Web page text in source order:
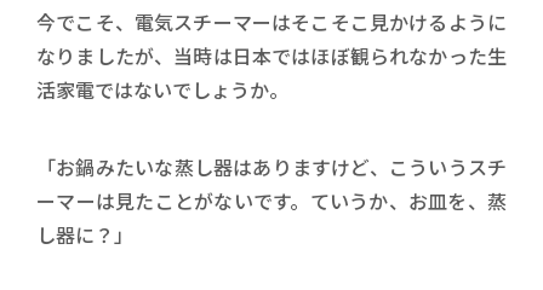
今でこそ、電気スチーマーはそこそこ見かけるように
なりましたが、当時は日本ではほぼ観られなかった生
活家電ではないでしょうか。
「お鍋みたいな蒸し器はありますけど、こういうスチ
ーマーは見たことがないです。ていうか、お皿を、蒸
し器に？」